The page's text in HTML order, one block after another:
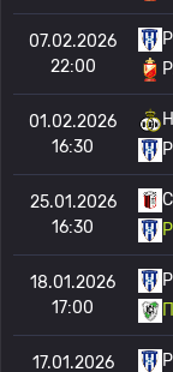
07.02.2026
22:00
01.02.2026
16:30
25.01.2026
16:30
18.01.2026
17:00
17.01.2026